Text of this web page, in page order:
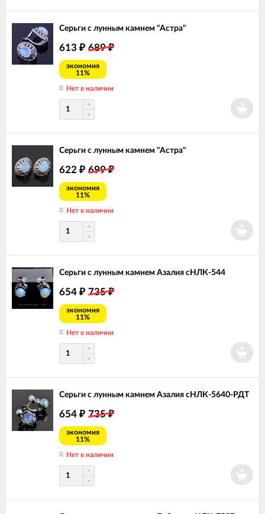
Серьги с лунным камнем "Астра"
613 ₽ 689₽
экономия
11%
Нет в наличии
Серьги с лунным камнем "Астра"
622 ₽ 699₽
экономия
11%
Нет в наличии
Серьги с лунным камнем Азалия сНЛК-544
654 ₽ 735₽
экономия
11%
Нет в наличии
Серьги с лунным камнем Азалия сНЛК-5640-РДТ
654 ₽ 735₽
экономия
11%
Нет в наличии